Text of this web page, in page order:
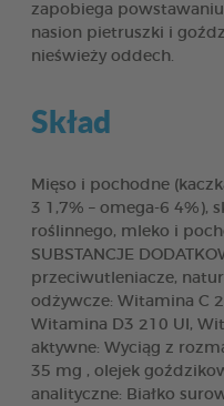
zapobiega
nasion pietruszki i
nieświeży oddech.
Skład
Mięso i pochodne
3 1,7% – omega-6 4%),
roślinnego, mleko i
SUBSTANCJE
przeciwutleniacze,
odżywcze: Witamina C
Witamina D3 210 UI,
aktywne: Wyciąg z
35 mg , olejek
analityczne: Białko